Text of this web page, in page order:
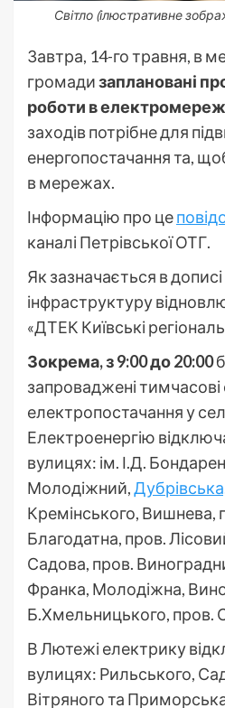
Світло (ілюстративне
Завтра, 14-го травня, в
громадизаплановані
роботи в
заходів потрібне для
енергопостачання та,
в мережах.
Інформацію про це
каналі Петрівської ОТГ.
Як зазначається в
інфраструктуру
«ДТЕК Київські
Зокрема, з 9:00 до 20:00
запроваджені
електропостачання у
Електроенергію
вулицях: ім. І.Д.
Молодіжний,
Кремінського, Вишнева,
Благодатна, пров.
Садова, пров.
Франка, Молодіжна,
Б.Хмельницького, пров.
В Лютежі електрику
вулицях: Рильського,
Вітряного та